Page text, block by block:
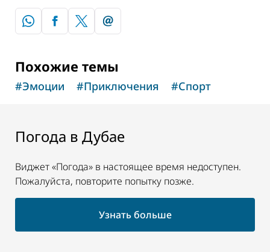
Похожие темы
#Эмоции #Приключения #Спорт
Погода в Дубае
Виджет «Погода» в настоящее время недоступен.
Пожалуйста, повторите попытку позже.
Узнать больше